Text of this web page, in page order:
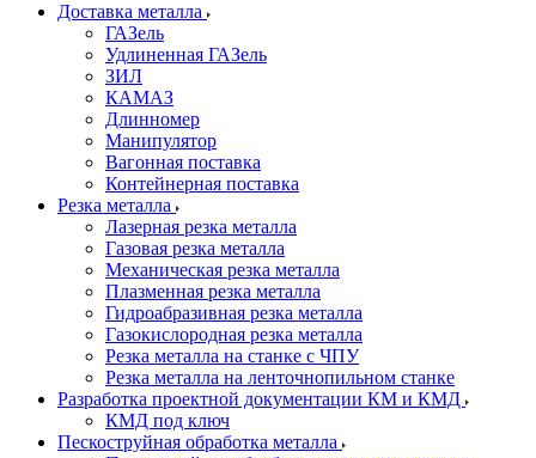
Доставка металла
ГАЗель
Удлиненная ГАЗель
ЗИЛ
КАМАЗ
Длинномер
Манипулятор
Вагонная поставка
Контейнерная поставка
Резка металла
Лазерная резка металла
Газовая резка металла
Механическая резка металла
Плазменная резка металла
Гидроабразивная резка металла
Газокислородная резка металла
Резка металла на станке с ЧПУ
Резка металла на ленточнопильном станке
Разработка проектной документации КМ и КМД
КМД под ключ
Пескоструйная обработка металла